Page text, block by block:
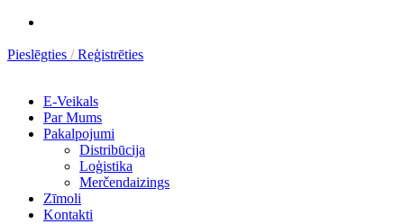
Pieslēgties Reģistrēties
E-Veikals
Par Mums
Pakalpojumi
Distribūcija
Loģistika
Merčendaizings
Zīmoli
Kontakti